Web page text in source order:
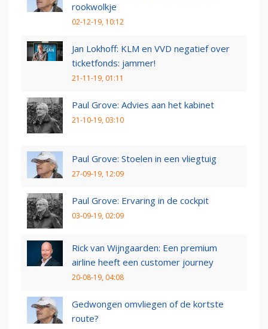
rookwolkje
02-12-19, 10:12
Jan Lokhoff: KLM en VVD negatief over
ticketfonds: jammer!
21-11-19, 01:11
Paul Grove: Advies aan het kabinet
21-10-19, 03:10
Paul Grove: Stoelen in een vliegtuig
27-09-19, 12:09
Paul Grove: Ervaring in de cockpit
03-09-19, 02:09
Rick van Wijngaarden: Een premium
airline heeft een customer journey
20-08-19, 04:08
Gedwongen omvliegen of de kortste
route?